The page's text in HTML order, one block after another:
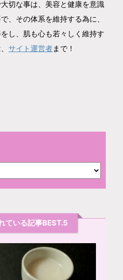
切な事は、美容と健康を意識
、その体系を維持する為に、
し、肌も心も若々しく維持す
サイト運営者まで！
ている記事BEST.5